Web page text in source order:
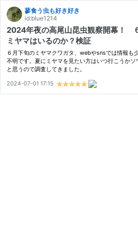
蓼食う虫も好き好き
id:blue1214
2024年夜の高尾山昆虫観察開幕！
ミヤマはいるのか？検証
６月下旬のミヤマクワガタ、webやsnsでは情報も
不明です。夏にミヤマを見たい方はいつ行こうかソ
と思うので調査してきました。
2024-07-01 17:15